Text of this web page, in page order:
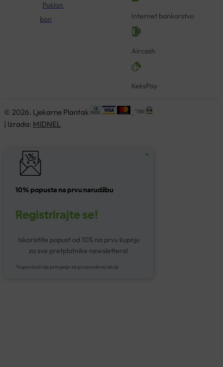
Poklon
bon
Internet bankarstvo
Aircash
KeksPay
© 2026. Ljekarne Plantak
| Izrada: MIDNEL
10% popusta na prvu narudžbu
Registrirajte se!
Iskoristite popust od 10% na prvu kupnju
za sve pretplatnike newslettera!
*kupon kod nije primjenjiv za proizvode na akciji